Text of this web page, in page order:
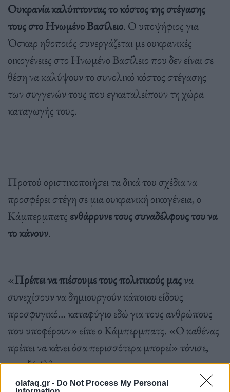
olafaq.gr - Do Not Process My Personal
Ουκρανία καλύπτοντας το κόστος της στέγασης
τους στο Ηνωμένο Βασίλειο. Ο υποψήφιος για
Όσκαρ ηθοποιός συνεργάζεται με ουκρανικές
οικογένειες στο Ηνωμένο Βασίλειο που δεν είναι σε
θέση να καλύψουν το συνολικό κόστος στέγασης
των συγγενών τους που εγκαταλείπουν τη χώρα
καταγωγής τους.
Προτού οριστικοποιήσει τα δικά του σχέδια να
προσφέρει στέγη σε μια ουκρανική οικογένεια, ο
Κάμπερμπατς ενθάρρυνε τους συναδέλφους του να
το κάνουν.
«Πρέπει να πιέσουμε τους πολιτικούς μαςνα
συνεχίσουν να δημιουργούν κάποιου είδους
προσφυγικό… καταφύγιο εδώ για τους ανθρώπους
που υποφέρουν» είπε ο Κάμπερμπατς. «Ο καθένας
πρέπει να κάνει όσα περισσότερα μπορεί» τόνισε,
μεταξύ άλλων.